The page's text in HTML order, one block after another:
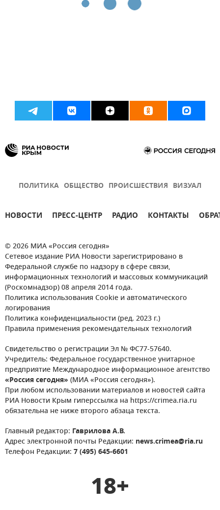
ПОЛИТИКА ОБЩЕСТВО ПРОИСШЕСТВИЯ ВИЗУАЛ
НОВОСТИ ПРЕСС-ЦЕНТР РАДИО КОНТАКТЫ
© 2026 МИА «Россия сегодня»
Сетевое издание РИА Новости зарегистрировано в
Федеральной службе по надзору в сфере связи,
информационных технологий и массовых коммуникаций
(Роскомнадзор) 08 апреля 2014 года.
Политика использования Cookie и автоматического
логирования
Политика конфиденциальности (ред. 2023 г.)
Правила применения рекомендательных технологий
Свидетельство о регистрации Эл № ФС77-57640.
Учредитель: Федеральное государственное унитарное
предприятие Международное информационное агентство
«Россия сегодня» (МИА «Россия сегодня»).
При любом использовании материалов и новостей сайта
РИА Новости Крым гиперссылка на https://crimea.ria.ru
обязательна не ниже второго абзаца текста.
Главный редактор: Гаврилова А.В.
Адрес электронной почты Редакции: news.crimea@ria.ru
Телефон Редакции: 7 (495) 645-6601
18+